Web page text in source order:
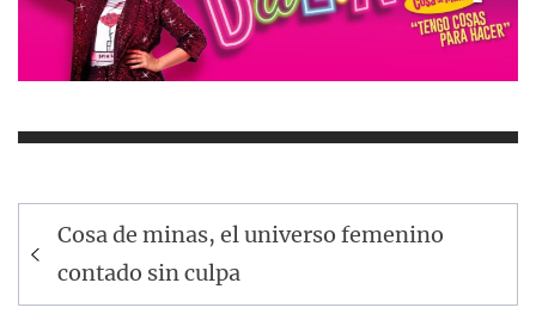
Navegación
de
entradas
Cosa de minas, el universo femenino
contado sin culpa